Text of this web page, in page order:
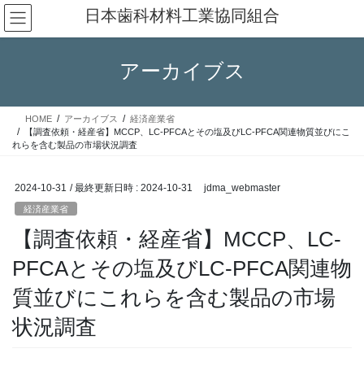
コ
ン
テ
ス
ナ
ビ
ゲ
ン
日本歯科材料工業協同組合
アーカイブス
HOME アーカイブス
経済産業省
【調査依頼・経産省】MCCP、LC-PFCAとその塩及びLC-PFCA関連物質並びにこ
れらを含む製品の市場状況調査
2024-10-31 / 最終更新日時 : 2024-10-31 jdma_webmaster
経済産業省
【調査依頼・経産省】MCCP、LC-
PFCAとその塩及びLC-PFCA関連物
質並びにこれらを含む製品の市場
状況調査